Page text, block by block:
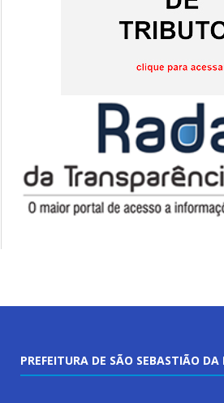
PREFEITURA DE SÃO SEBASTIÃO